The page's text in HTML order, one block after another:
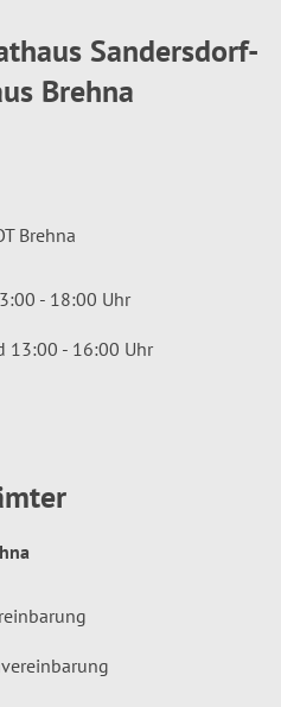
Sandersdorf-
Brehna
Brehna
- 18:00 Uhr
13:00 - 16:00 Uhr